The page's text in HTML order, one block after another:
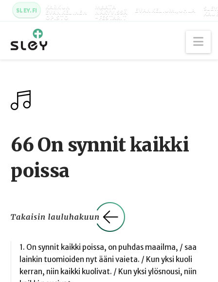
SLEY.FI KARKUN
EVANKELINEN
OPISTO
MAATA
NÄKYVISSÄ
-FESTARIT
EVANKELIUMIJUHLA
66 On synnit kaikki
poissa
1. On synnit kaikki poissa, on puhdas maailma, / saa
lainkin tuomioiden nyt ääni vaieta. / Kun yksi kuoli
kerran, niin kaikki kuolivat. / Kun yksi ylösnousi, niin